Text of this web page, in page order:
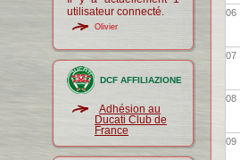
utilisateur connecté.
Olivier
DCF AFFILIAZIONE
Adhésion au
Ducati Club de
France
06
07
08
09